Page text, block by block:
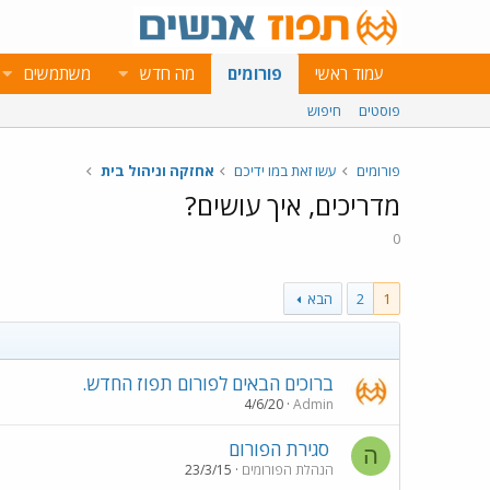
עמוד ראשי פורומים מה חדש משתמשים
פוסטים חיפוש
פורומים עשו זאת במו ידיכם אחזקה וניהול בית
מדריכים, איך עושים?
0
1
2 הבא
ברוכים הבאים לפורום תפוז החדש.
Admin
4/6/20
ה סגירת הפורום
הנהלת הפורומים 23/3/15